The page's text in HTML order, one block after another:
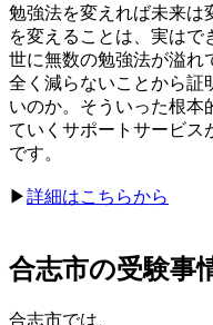
勉強法を変えれば未来は
を変えることは、実はで
世に無数の勉強法が溢れ
全く減らないことから証
いのか。そういった根本
ていくサポートサービス
です。
▶︎詳細はこちらから
合志市の受験事
合志市では、